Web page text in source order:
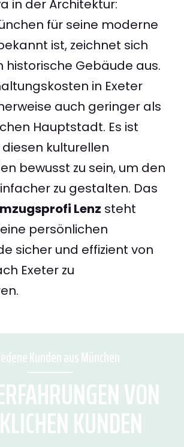
in der Architektur:
für seine moderne
ist, zeichnet sich
historische Gebäude aus.
in Exeter
auch geringer als
Hauptstadt. Es ist
kulturellen
bewusst zu sein, um den
zu gestalten. Das
Lenz steht
persönlichen
sicher und effizient von
Exeter zu
Kunden aus München
VON
KUNDEN